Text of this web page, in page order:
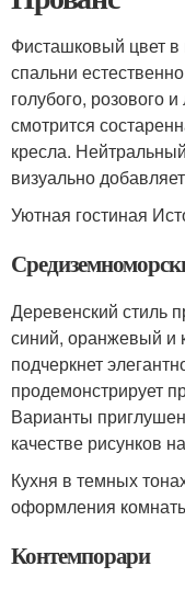
Фисташковый цвет в
спальни
голубого, розового
смотрится
кресла.
визуально
Уютная гостиная
Деревенский стиль
синий, оранжевый
подчеркнет
продемонстрирует
Варианты
качестве рисунков
Кухня в темных
оформления
Контемпорари